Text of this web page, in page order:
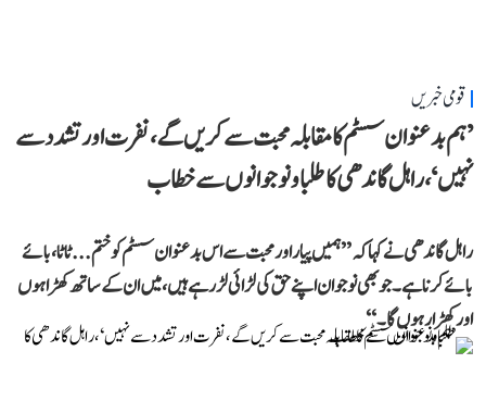
قومی خبریں
’ہم بدعنوان سسٹم کا مقابلہ محبت سے کریں گے، نفرت اور تشدد سے
نہیں‘، راہل گاندھی کا طلبا و نوجوانوں سے خطاب
راہل گاندھی نے کہا کہ ’’ہمیں پیار اور محبت سے اس بدعنوان سسٹم کو ختم... ٹاٹا، بائے
بائے کرنا ہے۔ جو بھی نوجوان اپنے حق کی لڑائی لڑ رہے ہیں، میں ان کے ساتھ کھڑا ہوں
اور کھڑا رہوں گا۔‘‘